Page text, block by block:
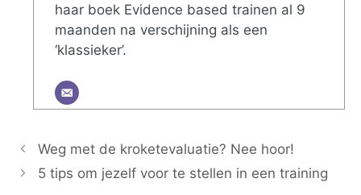
haar boek Evidence based trainen al 9
maanden na verschijning als een
‘klassieker’.
Weg met de kroketevaluatie? Nee hoor!
5 tips om jezelf voor te stellen in een training